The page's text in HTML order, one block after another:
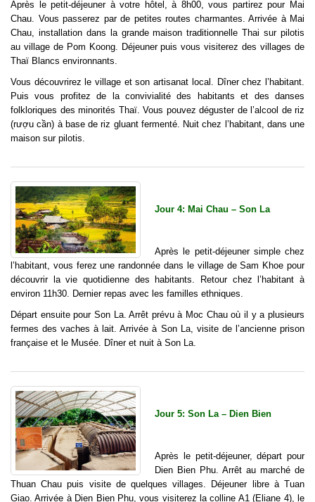
Après le petit-déjeuner à votre hôtel, à 8h00, vous partirez pour Mai
Chau. Vous passerez par de petites routes charmantes. Arrivée à Mai
Chau, installation dans la grande maison traditionnelle Thai sur pilotis
au village de Pom Koong. Déjeuner puis vous visiterez des villages de
Thaï Blancs environnants.
Vous découvrirez le village et son artisanat local. Dîner chez l’habitant.
Puis vous profitez de la convivialité des habitants et des danses
folkloriques des minorités Thaï. Vous pouvez déguster de l’alcool de riz
(rượu cần) à base de riz gluant fermenté. Nuit chez l’habitant, dans une
maison sur pilotis.
Jour 4: Mai Chau – Son La
Après le petit-déjeuner simple chez
l’habitant, vous ferez une randonnée dans le village de Sam Khoe pour
découvrir la vie quotidienne des habitants. Retour chez l’habitant à
environ 11h30. Dernier repas avec les familles ethniques.
Départ ensuite pour Son La. Arrêt prévu à Moc Chau où il y a plusieurs
fermes des vaches à lait. Arrivée à Son La, visite de l’ancienne prison
française et le Musée. Dîner et nuit à Son La.
Jour 5: Son La – Dien Bien
Après le petit-déjeuner, départ pour
Dien Bien Phu. Arrêt au marché de
Thuan Chau puis visite de quelques villages. Déjeuner libre à Tuan
Giao. Arrivée à Dien Bien Phu, vous visiterez la colline A1 (Eliane 4), le